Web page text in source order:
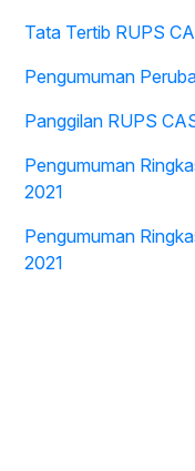
Tata Tertib RUPS
Pengumuman
Panggilan RUPS
Pengumuman
2021
Pengumuman
2021